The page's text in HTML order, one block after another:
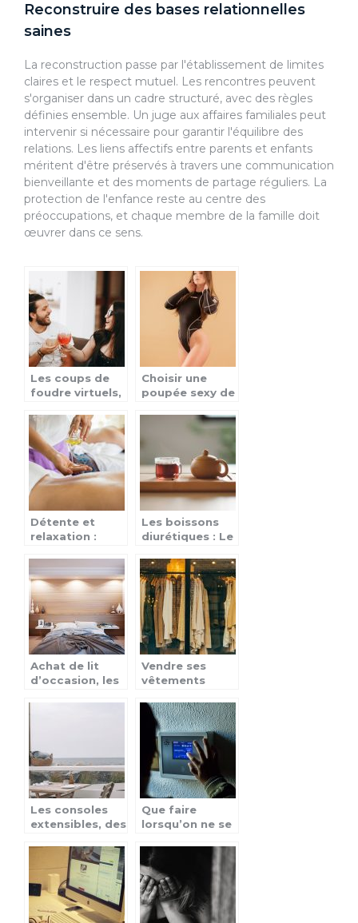
Reconstruire des bases relationnelles
saines
La reconstruction passe par l'établissement de limites
claires et le respect mutuel. Les rencontres peuvent
s'organiser dans un cadre structuré, avec des règles
définies ensemble. Un juge aux affaires familiales peut
intervenir si nécessaire pour garantir l'équilibre des
relations. Les liens affectifs entre parents et enfants
méritent d'être préservés à travers une communication
bienveillante et des moments de partage réguliers. La
protection de l'enfance reste au centre des
préoccupations, et chaque membre de la famille doit
œuvrer dans ce sens.
Les coups de
foudre virtuels,
vraiment
Choisir une
poupée sexy de
Détente et
relaxation :
faire masser les
fesses ?
Les boissons
diurétiques : Le
meilleure santé
Achat de lit
d’occasion, les
Vendre ses
vêtements
avantages
Les consoles
extensibles, des
rallonges
Que faire
lorsqu’on ne se
sécurité ?